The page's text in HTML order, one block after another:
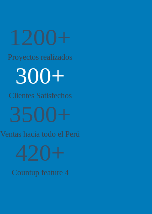
1200+
Proyectos realizados
300+
Clientes Satisfechos
3500+
Ventas hacia todo el Perú
420+
Countup feature 4